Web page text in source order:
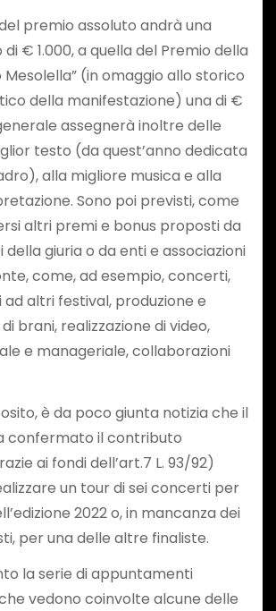
premio assoluto andrà una
€ 1.000, a quella del Premio della
Mesolella” (in omaggio allo storico
della manifestazione) una di €
assegnerà inoltre delle
testo (da quest’anno dedicata
alla migliore musica e alla
Sono poi previsti, come
altri premi e bonus proposti da
giuria o da enti e associazioni
come, ad esempio, concerti,
altri festival, produzione e
brani, realizzazione di video,
e manageriale, collaborazioni
è da poco giunta notizia che il
confermato il contributo
ai fondi dell’art.7 L. 93/92)
un tour di sei concerti per
2022 o, in mancanza dei
per una delle altre finaliste.
la serie di appuntamenti
vedono coinvolte alcune delle